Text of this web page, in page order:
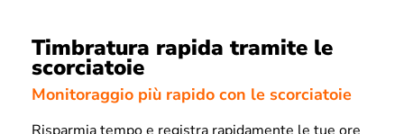
Timbratura rapida tramite le
scorciatoie
Monitoraggio più rapido con le scorciatoie